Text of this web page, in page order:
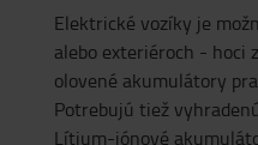
Elektrické vozíky je
alebo exteriéroch - hoci
olovené akumulátory
Potrebujú tiež
Lítium-iónové